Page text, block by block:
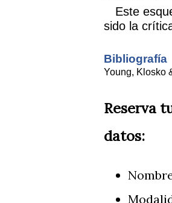
Este
sido la
Bibliografía
Young, Klosko
Reserva
datos: